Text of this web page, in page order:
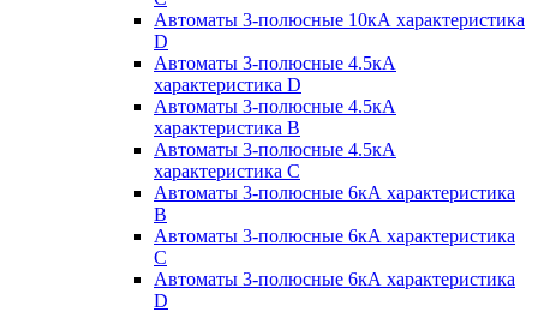
Автоматы 3-полюсные 10кА характеристика
D
Автоматы 3-полюсные 4.5кА
характеристика D
Автоматы 3-полюсные 4.5кА
характеристика В
Автоматы 3-полюсные 4.5кА
характеристика С
Автоматы 3-полюсные 6кА характеристика
B
Автоматы 3-полюсные 6кА характеристика
C
Автоматы 3-полюсные 6кА характеристика
D